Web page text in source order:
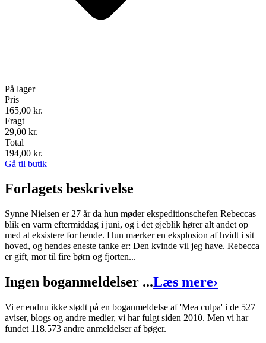
På lager
Pris
165,00 kr.
Fragt
29,00 kr.
Total
194,00 kr.
Gå til butik
Forlagets beskrivelse
Synne Nielsen er 27 år da hun møder ekspeditionschefen Rebeccas
blik en varm eftermiddag i juni, og i det øjeblik hører alt andet op
med at eksistere for hende. Hun mærker en eksplosion af hvidt i sit
hoved, og hendes eneste tanke er: Den kvinde vil jeg have. Rebecca
er gift, mor til fire børn og fjorten...
Ingen boganmeldelser ...Læs mere›
Vi er endnu ikke stødt på en boganmeldelse af 'Mea culpa' i de 527
aviser, blogs og andre medier, vi har fulgt siden 2010. Men vi har
fundet 118.573 andre anmeldelser af bøger.